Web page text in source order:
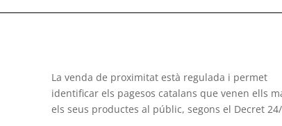
La venda de proximitat està regulada i permet
identificar els pagesos catalans que venen ells
els seus productes al públic, segons el Decret